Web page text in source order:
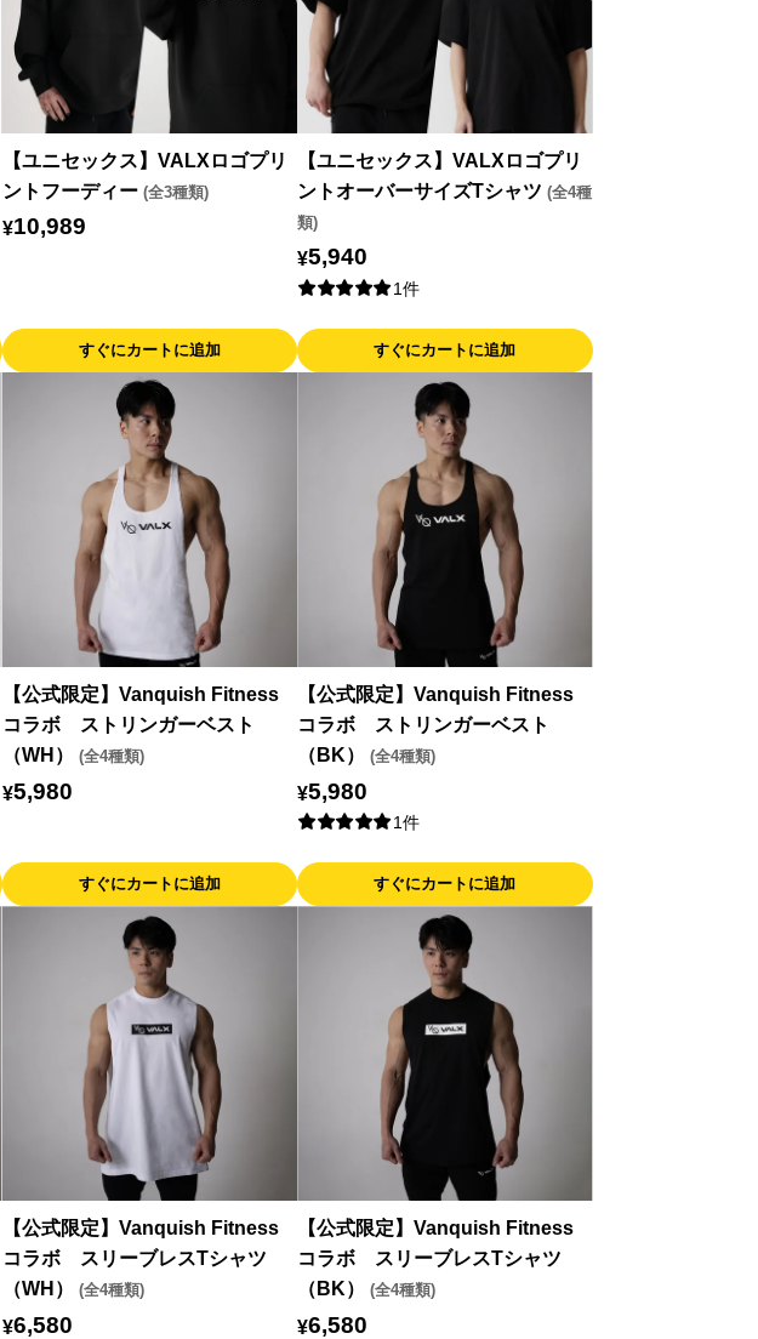
【ユニセックス】VALXロゴプリ
ントフーディー (全3種類)
¥10,989
すぐにカートに追加
【ユニセックス】VALXロゴプリ
ントオーバーサイズTシャツ(全4種
類)
¥5,940
1件
すぐにカートに追加
【公式限定】Vanquish Fitness
コラボ ストリンガーベスト
（WH） (全4種類)
¥5,980
すぐにカートに追加
【公式限定】Vanquish Fitness
コラボ ストリンガーベスト
（BK）(全4種類)
¥5,980
1件
すぐにカートに追加
【公式限定】Vanquish Fitness
コラボ スリーブレスTシャツ
（WH） (全4種類)
¥6,580
【公式限定】Vanquish Fitness
コラボ スリーブレスTシャツ
（BK）(全4種類)
¥6,580